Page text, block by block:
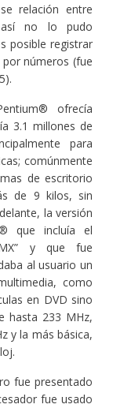
relación entre
así no lo pudo
posible registrar
números (fue
ofrecía
3.1 millones de
para
comúnmente
de escritorio
de 9 kilos, sin
la versión
que incluía el
y que fue
al usuario un
como
en DVD sino
hasta 233 MHz,
y la más básica,
fue presentado
fue usado